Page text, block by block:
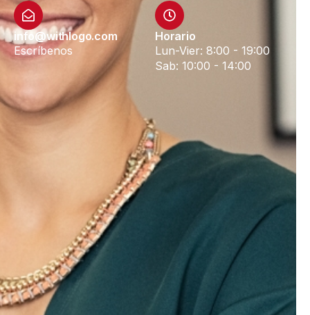
info@withlogo.com
Escríbenos
Horario
Lun-Vier: 8:00 - 19:00
Sab: 10:00 - 14:00